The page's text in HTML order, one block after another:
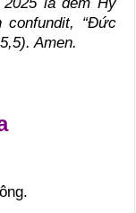
là đem Hy
confundit,
“Đức
Amen.